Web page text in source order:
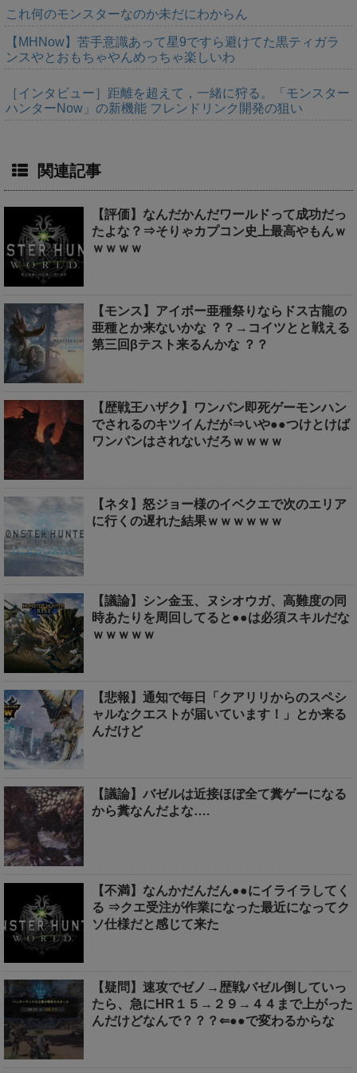
これ何のモンスターなのか未だにわからん
【MHNow】苦手意識あって星9ですら避けてた黒ティガラ
ンスやとおもちゃやんめっちゃ楽しいわ
［インタビュー］距離を超えて，一緒に狩る。「モンスター
ハンターNow」の新機能 フレンドリンク開発の狙い
関連記事
【評価】なんだかんだワールドって成功だっ
たよな？⇒そりゃカプコン史上最高やもんｗ
ｗｗｗｗ
【モンス】アイボー亜種祭りならドス古龍の
亜種とか来ないかな ？？→コイツとと戦える
第三回βテスト来るんかな ？？
【歴戦王ハザク】ワンパン即死ゲーモンハン
でされるのキツイんだが⇒いや●●つけとけば
ワンパンはされないだろｗｗｗｗ
【ネタ】怒ジョー様のイベクエで次のエリア
に行くの遅れた結果ｗｗｗｗｗｗ
【議論】シン金玉、ヌシオウガ、高難度の同
時あたりを周回してると●●は必須スキルだな
ｗｗｗｗｗ
【悲報】通知で毎日「クアリリからのスペシ
ャルなクエストが届いています！」とか来る
んだけど
【議論】バゼルは近接ほぼ全て糞ゲーになる
から糞なんだよな….
【不満】なんかだんだん●●にイライラしてく
る ⇒クエ受注が作業になった最近になってク
ソ仕様だと感じて来た
【疑問】速攻でゼノ→歴戦バゼル倒していっ
たら、急にHR１５→２９→４４まで上がった
んだけどなんで？？？⇐●●で変わるからな